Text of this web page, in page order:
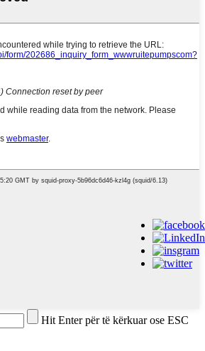
Hit Enter për të kërkuar ose ESC